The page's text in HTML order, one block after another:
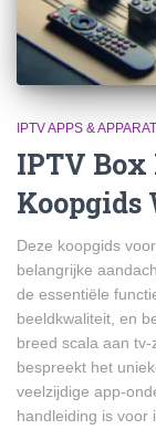
IPTV APPS &
IPTV Box
Koopgids
Deze koopgids
belangrijke
de essentiële
beeldkwaliteit, en
breed scala aan
bespreekt het
veelzijdige app-
handleiding is voor